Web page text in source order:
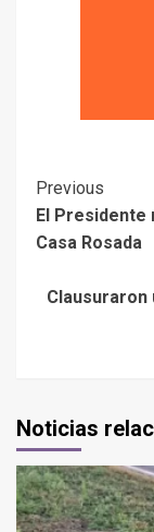
Previous
El Presidente
Casa Rosada
Clausuraron
Noticias